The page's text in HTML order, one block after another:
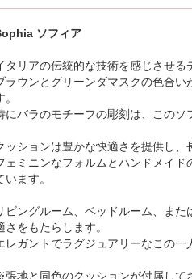
ソフィア
タリアの伝統的な技術を感じさせる
ラウンとグリーンダマスクの色合
。
にバラのモチーフの彫刻は、このソ
ッションは豊かな快適さを提供し、
ェミニンなフォルムとハンドメイ
います。
ビングルーム、ベッドルーム、ま
さをもたらします。
レガントでラグジュアリーなこの一
張地と同色のクッションが付属して